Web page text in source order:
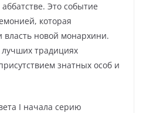
Это событие
которая
власть новой монархини.
традициях
знатных особ и
I начала серию